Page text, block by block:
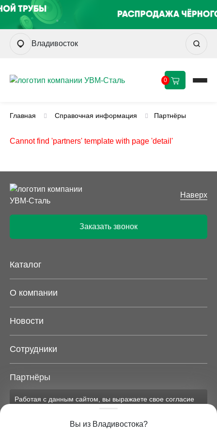
Владивосток
0
Главная Справочная информация Партнёры
Cannot find 'partners' template with page 'detail'
Наверх
Заказать звонок
Каталог
О компании
Новости
Сотрудники
Партнёры
Карта сайта
Вы из Владивостока?
Работая с данным сайтом, вы выражаете свое согласие
данных на условиях, изложенных в
соответствующих